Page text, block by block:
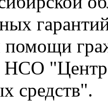
помощи
"Центр
средств".